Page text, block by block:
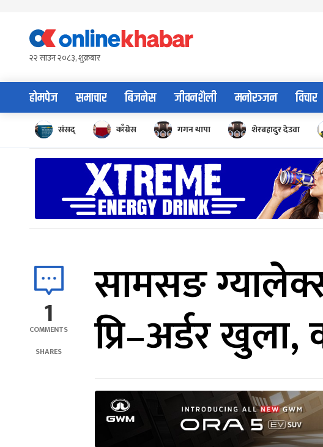
content२२ साउन २०८३, शुक्रबार
होमपेज समाचार बिजनेस जीवनशैली मनोरञ्जन विचार
संसद् काँग्रेस गगन थापा शेरबहादुर देउवा
1
COMMENTS
SHARES
सामसङ
प्रि–अर्डर